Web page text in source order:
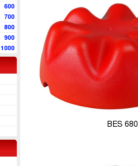
600
700
800
900
1000
BES 680